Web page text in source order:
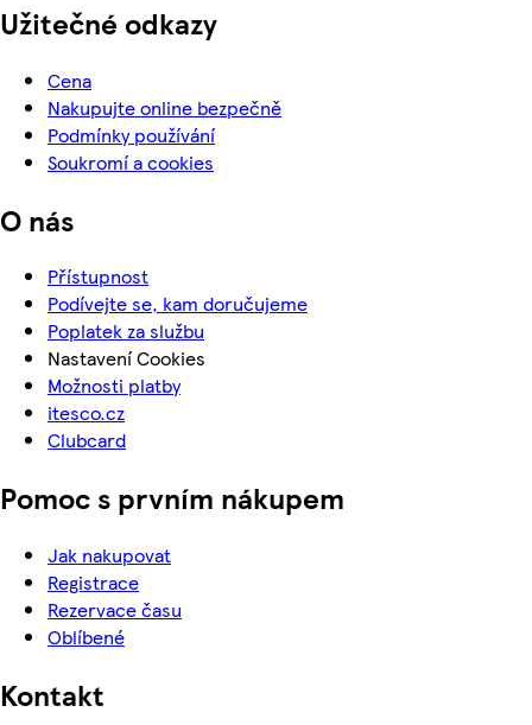
Užitečné odkazy
Cena
Nakupujte online bezpečně
Podmínky používání
Soukromí a cookies
O nás
Přístupnost
Podívejte se, kam doručujeme
Poplatek za službu
Nastavení Cookies
Možnosti platby
itesco.cz
Clubcard
Pomoc s prvním nákupem
Jak nakupovat
Registrace
Rezervace času
Oblíbené
Kontakt